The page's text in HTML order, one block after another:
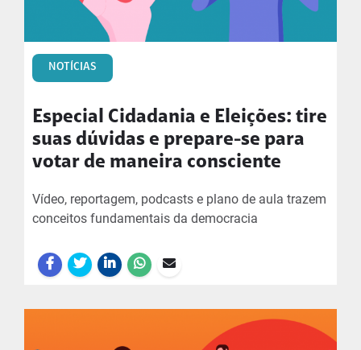
NOTÍCIAS
Especial Cidadania e Eleições: tire
suas dúvidas e prepare-se para
votar de maneira consciente
Vídeo, reportagem, podcasts e plano de aula trazem
conceitos fundamentais da democracia